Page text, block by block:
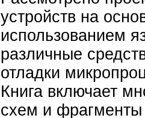
устройств на
использованием
различные
отладки
Книга включает
схем и фрагменты